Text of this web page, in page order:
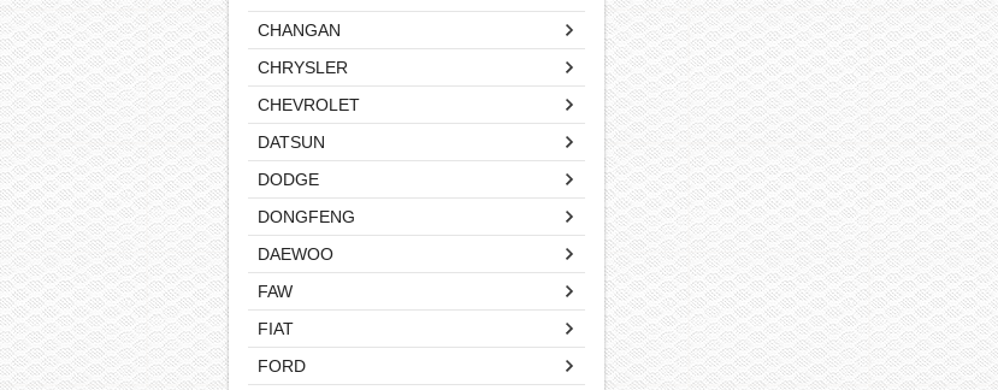
CHANGAN
CHRYSLER
CHEVROLET
DATSUN
DODGE
DONGFENG
DAEWOO
FAW
FIAT
FORD